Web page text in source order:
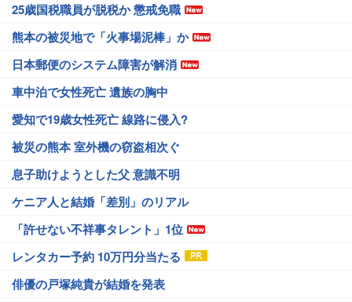
25歳国税職員が脱税か 懲戒免職
熊本の被災地で「火事場泥棒」か
日本郵便のシステム障害が解消
車中泊で女性死亡 遺族の胸中
愛知で19歳女性死亡 線路に侵入?
被災の熊本 室外機の窃盗相次ぐ
息子助けようとした父 意識不明
ケニア人と結婚「差別」のリアル
「許せない不祥事タレント」1位
レンタカー予約 10万円分当たる
俳優の戸塚純貴が結婚を発表